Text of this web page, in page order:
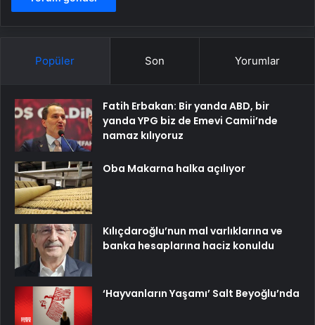
Popüler Son Yorumlar
Fatih Erbakan: Bir yanda ABD, bir
yanda YPG biz de Emevi Camii’nde
namaz kılıyoruz
Oba Makarna halka açılıyor
Kılıçdaroğlu’nun mal varlıklarına ve
banka hesaplarına haciz konuldu
‘Hayvanların Yaşamı’ Salt Beyoğlu’nda